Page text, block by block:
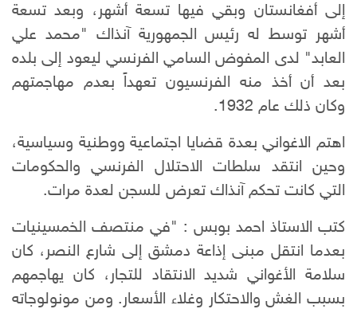
إلى أفغانستان وبقي فيها تسعة أشهر، وبعد تسعة
أشهر توسط له رئيس الجمهورية آنذاك "محمد علي
العابد" لدى المفوض السامي الفرنسي ليعود إلى بلده
بعد أن أخذ منه الفرنسيون تعهداً بعدم مهاجمتهم
وكان ذلك عام 1932.
اهتم الاغواني بعدة قضايا اجتماعية ووطنية وسياسية،
وحين انتقد سلطات الاحتلال الفرنسي والحكومات
التي كانت تحكم آنذاك تعرض للسجن لعدة مرات.
كتب الاستاذ احمد بوبس : "في منتصف الخمسينيات
بعدما انتقل مبنى إذاعة دمشق إلى شارع النصر، كان
سلامة الأغواني شديد الانتقاد للتجار، كان يهاجمهم
بسبب الغش والاحتكار وغلاء الأسعار. ومن مونولوجاته